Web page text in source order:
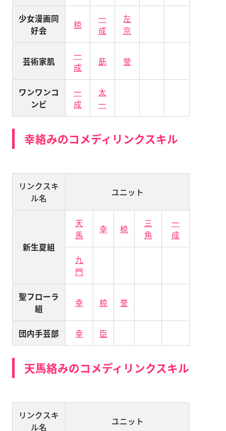
少女漫画同
好会
椋
一
成
左
京
芸術家肌
一
成
莇 誉
ワンワンコ
ンビ
一
成
太
一
幸絡みのコメディリンクスキル
リンクスキ
ル名
ユニット
新生夏組
天
馬
幸 椋
三
角
一
成
九
門
聖フローラ
組
幸 椋 誉
団内手芸部 幸 臣
天馬絡みのコメディリンクスキル
リンクスキ
ル名
ユニット